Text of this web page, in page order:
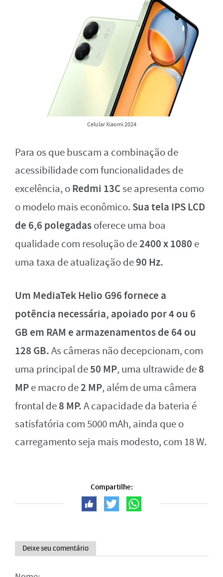
Celular Xiaomi 2024
Para os que buscam a combinação de
acessibilidade com funcionalidades de
excelência, oRedmi 13Cse apresenta como
o modelo mais econômico. Sua tela IPS LCD
de 6,6 polegadasoferece uma boa
qualidade com resolução de2400 x 1080 e
uma taxa de atualização de90 Hz.
Um MediaTek Helio G96 fornece a
potência necessária, apoiado por 4 ou 6
GB em RAM e armazenamentos de 64 ou
128 GB.As câmeras não decepcionam, com
uma principal de50 MP, uma ultrawide de8
MPe macro de2 MP, além de uma câmera
frontal de8 MP.A capacidade da bateria é
satisfatória com 5000 mAh, ainda que o
carregamento seja mais modesto, com 18 W.
Compartilhe:
Deixe seu comentário